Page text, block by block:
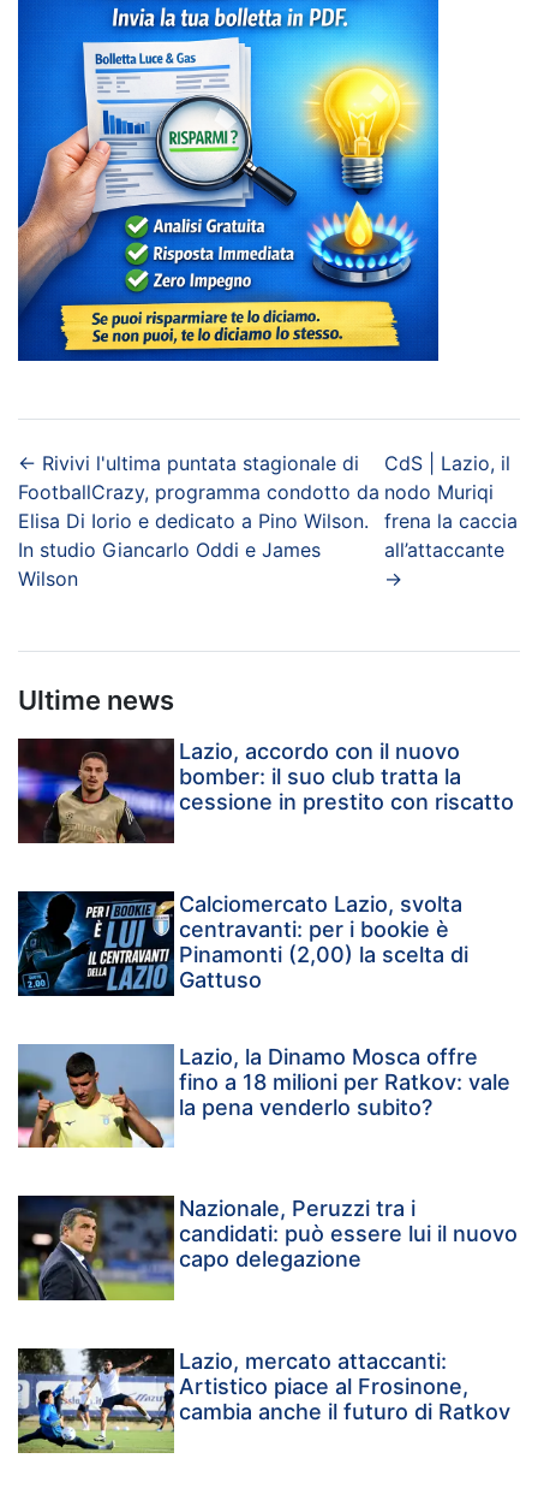
← Rivivi l'ultima puntata stagionale di
FootballCrazy, programma condotto da
Elisa Di Iorio e dedicato a Pino Wilson.
In studio Giancarlo Oddi e James
Wilson
CdS | Lazio, il
nodo Muriqi
frena la caccia
all’attaccante
→
Ultime news
Lazio, accordo con il nuovo
bomber: il suo club tratta la
cessione in prestito con riscatto
Calciomercato Lazio, svolta
centravanti: per i bookie è
Pinamonti (2,00) la scelta di
Gattuso
Lazio, la Dinamo Mosca offre
fino a 18 milioni per Ratkov: vale
la pena venderlo subito?
Nazionale, Peruzzi tra i
candidati: può essere lui il nuovo
capo delegazione
Lazio, mercato attaccanti:
Artistico piace al Frosinone,
cambia anche il futuro di Ratkov